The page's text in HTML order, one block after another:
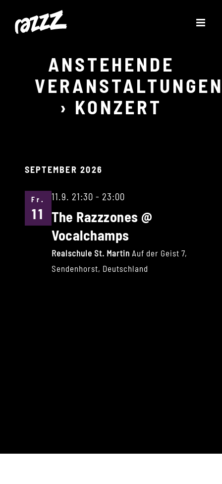
Inhalt
ANSTEHENDE
› KONZERT
SEPTEMBER 2026
Fr.
11
11.9. 21:30 - 23:00
The Razzzones @
Vocalchamps
Realschule St. Martin Auf der Geist 7,
Sendenhorst, Deutschland